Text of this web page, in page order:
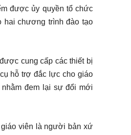
được ủy quyền tổ chức
hai chương trình đào tạo
cung cấp các thiết bị
hỗ trợ đắc lực cho giáo
đem lại sự đổi mới
viên là người bản xứ